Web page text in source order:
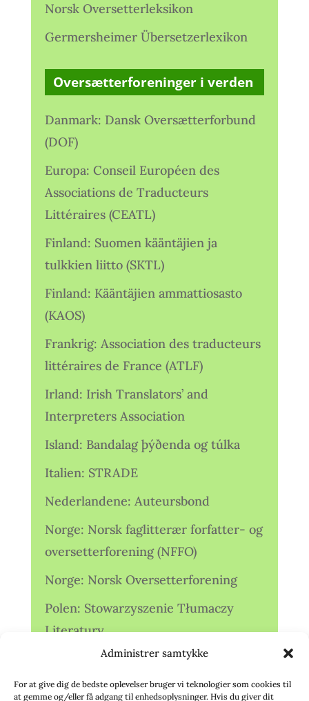
Administrer samtykke
For at give dig de bedste oplevelser bruger vi teknologier som cookies til
at gemme og/eller få adgang til enhedsoplysninger. Hvis du giver dit
Norsk Oversetterleksikon
Germersheimer Übersetzerlexikon
Oversætterforeninger i verden
Danmark: Dansk Oversætterforbund
(DOF)
Europa: Conseil Européen des
Associations de Traducteurs
Littéraires (CEATL)
Finland: Suomen kääntäjien ja
tulkkien liitto (SKTL)
Finland: Kääntäjien ammattiosasto
(KAOS)
Frankrig: Association des traducteurs
littéraires de France (ATLF)
Irland: Irish Translators’ and
Interpreters Association
Island: Bandalag þýðenda og túlka
Italien: STRADE
Nederlandene: Auteursbond
Norge: Norsk faglitterær forfatter- og
oversetterforening (NFFO)
Norge: Norsk Oversetterforening
Polen: Stowarzyszenie Tłumaczy
Literatury
Storbritannien: Translators
Association (TA)